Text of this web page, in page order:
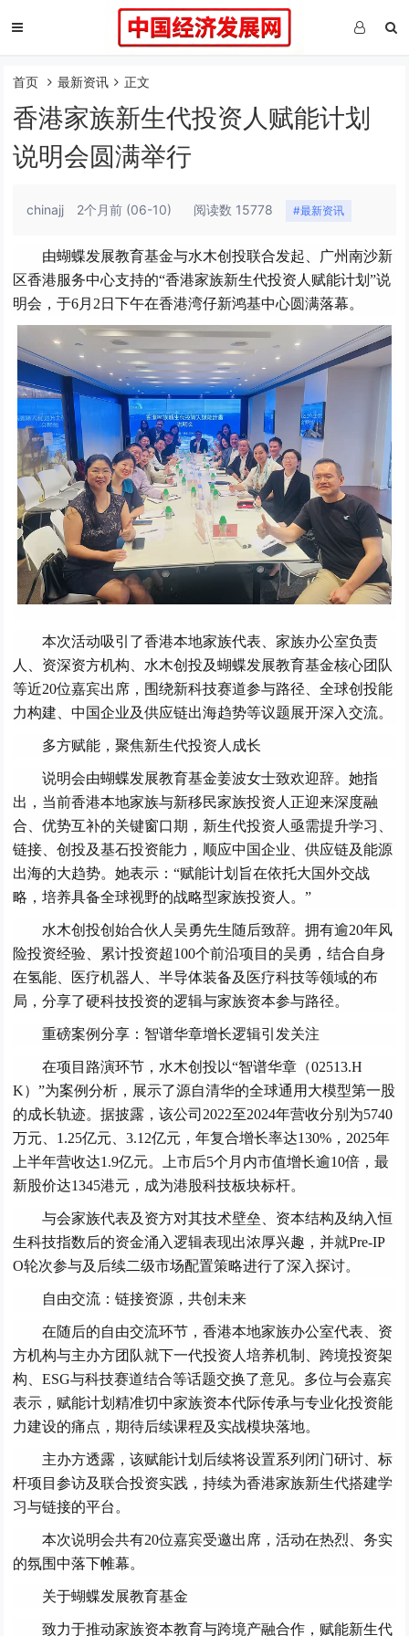
首页 最新资讯 正文
香港家族新生代投资人赋能计划
说明会圆满举行
chinajj 2个月前 (06-10) 阅读数 15778 #最新资讯
由蝴蝶发展教育基金与水木创投联合发起、广州南沙新
区香港服务中心支持的“香港家族新生代投资人赋能计划”说
明会，于6月2日下午在香港湾仔新鸿基中心圆满落幕。
本次活动吸引了香港本地家族代表、家族办公室负责
人、资深资方机构、水木创投及蝴蝶发展教育基金核心团队
等近20位嘉宾出席，围绕新科技赛道参与路径、全球创投能
力构建、中国企业及供应链出海趋势等议题展开深入交流。
多方赋能，聚焦新生代投资人成长
说明会由蝴蝶发展教育基金姜波女士致欢迎辞。她指
出，当前香港本地家族与新移民家族投资人正迎来深度融
合、优势互补的关键窗口期，新生代投资人亟需提升学习、
链接、创投及基石投资能力，顺应中国企业、供应链及能源
出海的大趋势。她表示：“赋能计划旨在依托大国外交战
略，培养具备全球视野的战略型家族投资人。”
水木创投创始合伙人吴勇先生随后致辞。拥有逾20年风
险投资经验、累计投资超100个前沿项目的吴勇，结合自身
在氢能、医疗机器人、半导体装备及医疗科技等领域的布
局，分享了硬科技投资的逻辑与家族资本参与路径。
重磅案例分享： 智谱华章增长逻辑引发关注
在项目路演环节，水木创投以“智谱华章（02513.H
K）”为案例分析，展示了源自清华的全球通用大模型第一股
的成长轨迹。据披露，该公司2022至2024年营收分别为5740
万元、1.25亿元、3.12亿元，年复合增长率达130%，2025年
上半年营收达1.9亿元。上市后5个月内市值增长逾10倍，最
新股价达1345港元，成为港股科技板块标杆。
与会家族代表及资方对其技术壁垒、资本结构及纳入恒
生科技指数后的资金涌入逻辑表现出浓厚兴趣，并就Pre-IP
O轮次参与及后续二级市场配置策略进行了深入探讨。
自由交流：链接资源，共创未来
在随后的自由交流环节，香港本地家族办公室代表、资
方机构与主办方团队就下一代投资人培养机制、跨境投资架
构、ESG与科技赛道结合等话题交换了意见。多位与会嘉宾
表示，赋能计划精准切中家族资本代际传承与专业化投资能
力建设的痛点，期待后续课程及实战模块落地。
主办方透露，该赋能计划后续将设置系列闭门研讨、标
杆项目参访及联合投资实践，持续为香港家族新生代搭建学
习与链接的平台。
本次说明会共有20位嘉宾受邀出席，活动在热烈、务实
的氛围中落下帷幕。
关于蝴蝶发展教育基金
致力于推动家族资本教育与跨境产融合作，赋能新生代